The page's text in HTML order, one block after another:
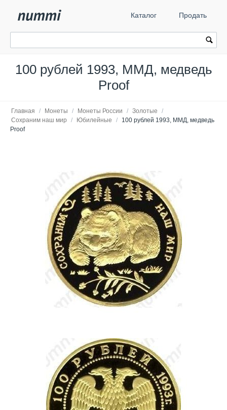
Каталог Продать
100 рублей 1993, ММД, медведь
Proof
Главная / Монеты / Монеты России / Золотые
/
Сохраним наш мир
/ Юбилейные /
100 рублей 1993, ММД, медведь
Proof